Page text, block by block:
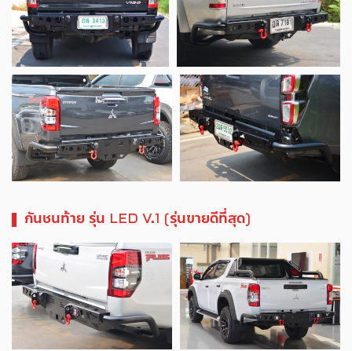
กันชนท้าย รุ่น LED V.1 (รุ่นขายดีที่สุด)